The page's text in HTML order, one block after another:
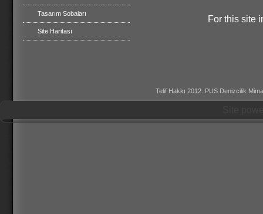
Tasarım Sobaları
Site Haritası
For this site
Telif Hakkı 2012. PUS Denizcilik